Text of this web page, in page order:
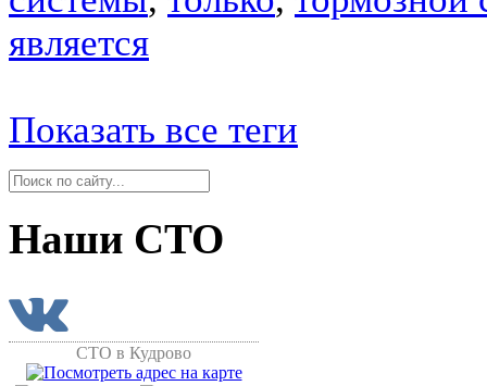
является
Показать все теги
Наши СТО
СТО в Кудрово